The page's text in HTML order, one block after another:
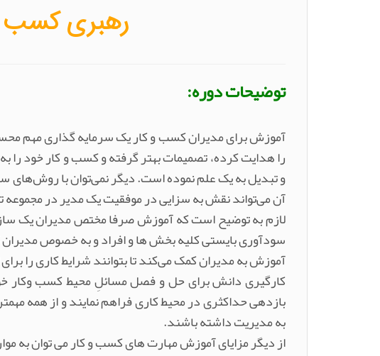
رهبری کسب
توضیحات دوره:
آموزش برای مدیران کسب و کار یک سرمایه گذاری مهم
را هدایت کرده، تصمیمات بهتر گرفته و کسب و کار خود
و تبدیل به یک علم نموده است. دیگر نمی‌توان با روش‌های
آن می‌تواند نقش به سزایی در موفقیت یک مدیر در
لازم به توضیح است که آموزش صرفا مختص مدیران یک
سودآوری بایستی کلیه بخش ها و افراد و به خصوص
آموزش به مدیران کمک می‌کند تا بتوانند شرایط کاری را
کارگیری دانش برای حل و فصل مسائلِ محیط کسب وکار خود
بازدهی حداکثری در محیط کاری فراهم نمایند و از همه
به مدیریت داشته باشند.
از دیگر مزایای آموزش مهارت های کسب و کار می توان به